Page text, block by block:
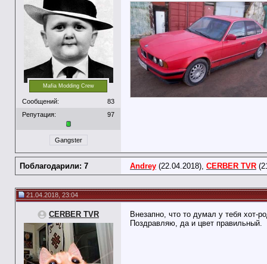
Mafia Modding Crew
Сообщений:
83
Репутация:
97
Gangster
Поблагодарили: 7 Andrey (22.04.2018), CERBER TVR
21.04.2018, 23:04
CERBER TVR
Внезапно, что то думал у тебя хот-
Поздравляю, да и цвет правильный.